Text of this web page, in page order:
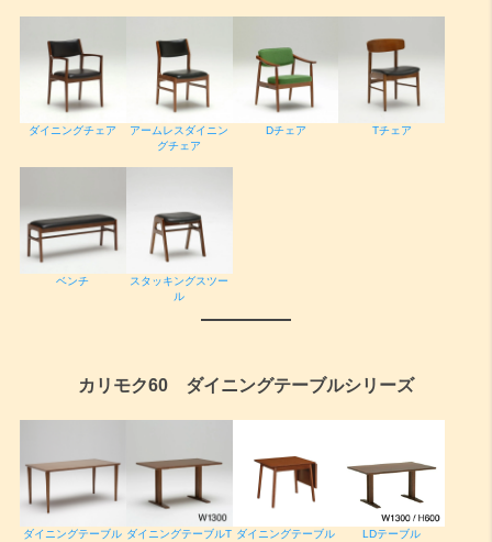
ダイニングチェア
アームレスダイニン
グチェア
Dチェア Tチェア
ベンチ
スタッキングスツー
ル
カリモク60 ダイニングテーブルシリーズ
ダイニングテーブル ダイニングテーブルT ダイニングテーブル
LDテーブル